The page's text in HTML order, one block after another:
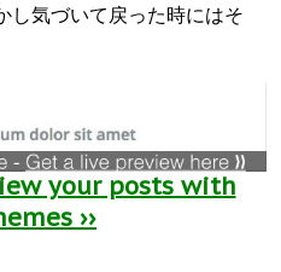
し気づいて戻った時にはそ
your posts with
››